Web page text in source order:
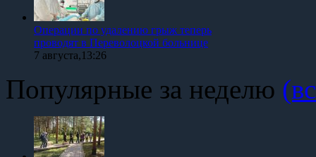
Операции по удалению грыж теперь
проводят в Переволоцкой больнице
7 августа,13:26
Популярные за неделю